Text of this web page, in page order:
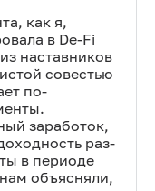
как я,
в De-Fi
наставников
совестью
по-
заработок,
раз-
в периоде
объясняли,